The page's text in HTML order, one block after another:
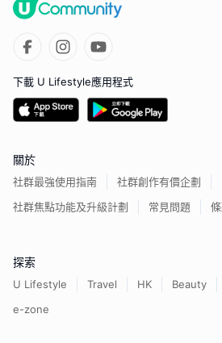
下載 U Lifestyle應用程式
關於
社群最強使用指南
社群創作有價企劃
社群焦點功能及升級計劃
常見問題
探索
U Lifestyle Travel HK Beauty
e-zone